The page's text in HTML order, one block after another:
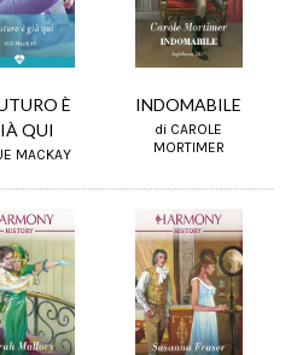
È
QUI
MACKAY
INDOMABILE
di CAROLE
MORTIMER